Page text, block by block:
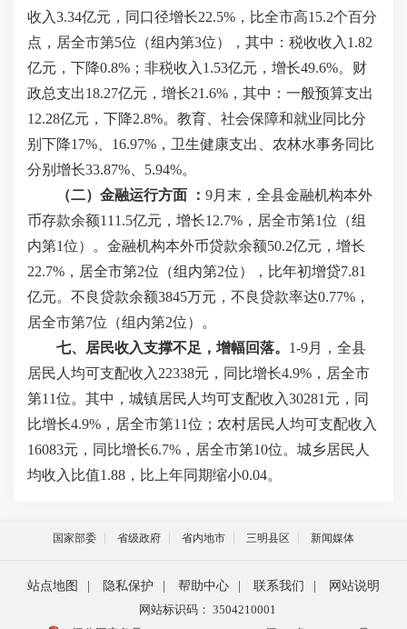
收入3.34亿元，同口径增长22.5%，比全市高15.2个百分
点，居全市第5位（组内第3位），其中：税收收入1.82
亿元，下降0.8%；非税收入1.53亿元，增长49.6%。财
政总支出18.27亿元，增长21.6%，其中：一般预算支出
12.28亿元，下降2.8%。教育、社会保障和就业同比分
别下降17%、16.97%，卫生健康支出、农林水事务同比
分别增长33.87%、5.94%。
（二）金融运行方面 ： 9月末，全县金融机构本外
币存款余额111.5亿元，增长12.7%，居全市第1位（组
内第1位）。金融机构本外币贷款余额50.2亿元，增长
22.7%，居全市第2位（组内第2位），比年初增贷7.81
亿元。不良贷款余额3845万元，不良贷款率达0.77%，
居全市第7位（组内第2位）。
七、居民收入支撑不足，增幅回落。 1-9月，全县
居民人均可支配收入22338元，同比增长4.9%，居全市
第11位。其中，城镇居民人均可支配收入30281元，同
比增长4.9%，居全市第11位；农村居民人均可支配收入
16083元，同比增长6.7%，居全市第10位。城乡居民人
均收入比值1.88，比上年同期缩小0.04。
国家部委 省级政府 省内地市 三明县区 新闻媒体
站点地图 隐私保护 帮助中心 联系我们
网站说明
网站标识码： 3504210001